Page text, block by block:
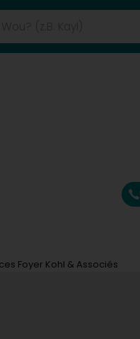
Foyer Kohl & Associés